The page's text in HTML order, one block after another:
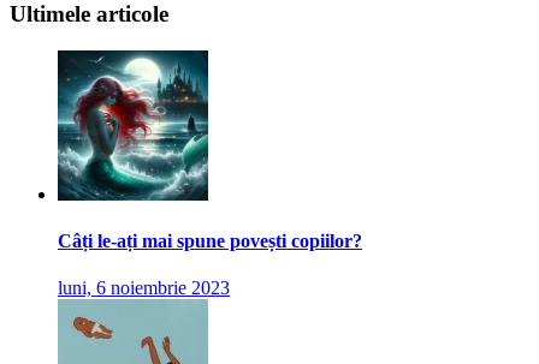
Ultimele articole
Câți le-ați mai spune povești copiilor?
luni, 6 noiembrie 2023